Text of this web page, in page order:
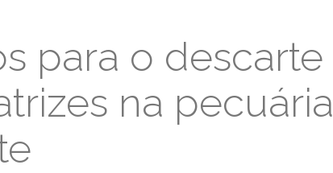
para o descarte
na pecuária